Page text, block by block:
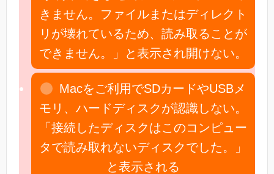
きません。ファイルまたはディレクト
リが壊れているため、読み取ることが
できません。」と表示され開けない。
Macをご利用でSDカードやUSBメ
モリ、ハードディスクが認識しない。
「接続したディスクはこのコンピュー
タで読み取れないディスクでした。」
と表示される